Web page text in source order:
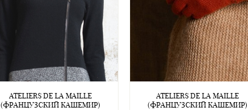
ATELIERS DE LA MAILLE
(ФРАНЦУЗСКИЙ КАШЕМИР)
ATELIERS DE LA MAILLE
(ФРАНЦУЗСКИЙ КАШЕМИР)